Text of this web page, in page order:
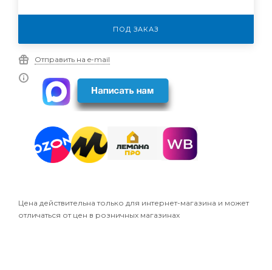
ПОД ЗАКАЗ
Отправить на e-mail
Цена действительна только для интернет-магазина и может
отличаться от цен в розничных магазинах